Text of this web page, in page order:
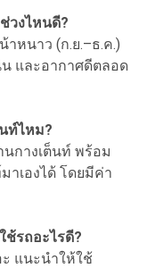
วงไหนดี?
าหนาว (ก.ย.–ธ.ค.)
และอากาศดีตลอด
ท์ไหม?
กางเต็นท์ พร้อม
าเองได้ โดยมีค่า
ช้รถอะไรดี?
แนะนำให้ใช้